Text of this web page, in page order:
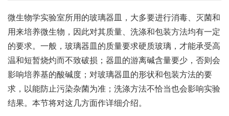
微生物学实验室所用的玻璃器皿，大多要进行消毒、灭菌和
用来培养微生物，因此对其质量、洗涤和包装方法均有一定
的要求。一般，玻璃器皿的质量要求硬质玻璃，才能承受高
温和短暂烧灼而不致破损；器皿的游离碱含量要少，否则会
影响培养基的酸碱度；对玻璃器皿的形状和包装方法的要
求，以能防止污染杂菌为准；洗涤方法不恰当也会影响实验
结果。本节将对这几方面作详细介绍。